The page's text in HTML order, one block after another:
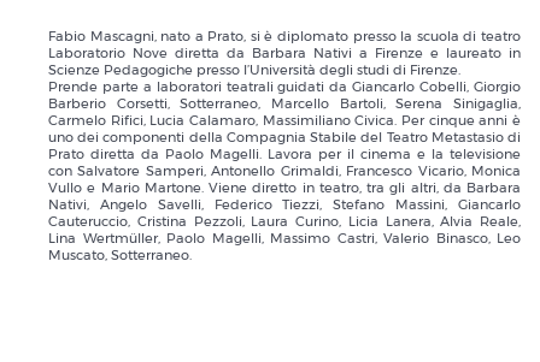
Fabio Mascagni, nato a Prato, si è diplomato presso la scuola di teatro
Laboratorio Nove diretta da Barbara Nativi a Firenze e laureato in
Scienze Pedagogiche presso l’Università degli studi di Firenze.
Prende parte a laboratori teatrali guidati da Giancarlo Cobelli, Giorgio
Barberio Corsetti, Sotterraneo, Marcello Bartoli, Serena Sinigaglia,
Carmelo Rifici, Lucia Calamaro, Massimiliano Civica. Per cinque anni è
uno dei componenti della Compagnia Stabile del Teatro Metastasio di
Prato diretta da Paolo Magelli. Lavora per il cinema e la televisione
con Salvatore Samperi, Antonello Grimaldi, Francesco Vicario, Monica
Vullo e Mario Martone. Viene diretto in teatro, tra gli altri, da Barbara
Nativi, Angelo Savelli, Federico Tiezzi, Stefano Massini, Giancarlo
Cauteruccio, Cristina Pezzoli, Laura Curino, Licia Lanera, Alvia Reale,
Lina Wertmüller, Paolo Magelli, Massimo Castri, Valerio Binasco, Leo
Muscato, Sotterraneo.